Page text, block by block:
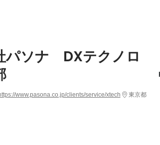
パソナ DXテクノロ
www.pasona.co.jp/clients/service/xtech 東京都